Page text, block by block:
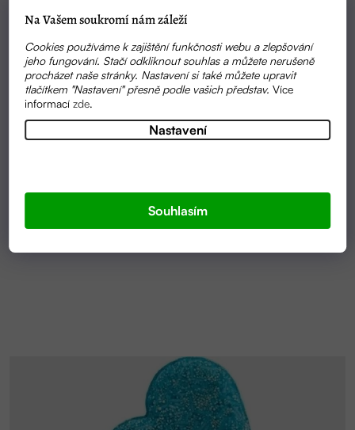
Na Vašem soukromí nám záleží
Cookies používáme k zajištění funkčnosti webu a zlepšování
jeho fungování. Stačí odkliknout souhlas a můžete nerušeně
procházet naše stránky. Nastavení si také můžete upravit
tlačítkem "Nastavení" přesně podle vašich představ.Více
informacízde.
Nastavení
Souhlasím
245 KČ